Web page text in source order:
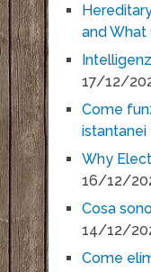
and What
17/12/
Come
istantanei
Why
16/12/
Cosa
14/12/
Come